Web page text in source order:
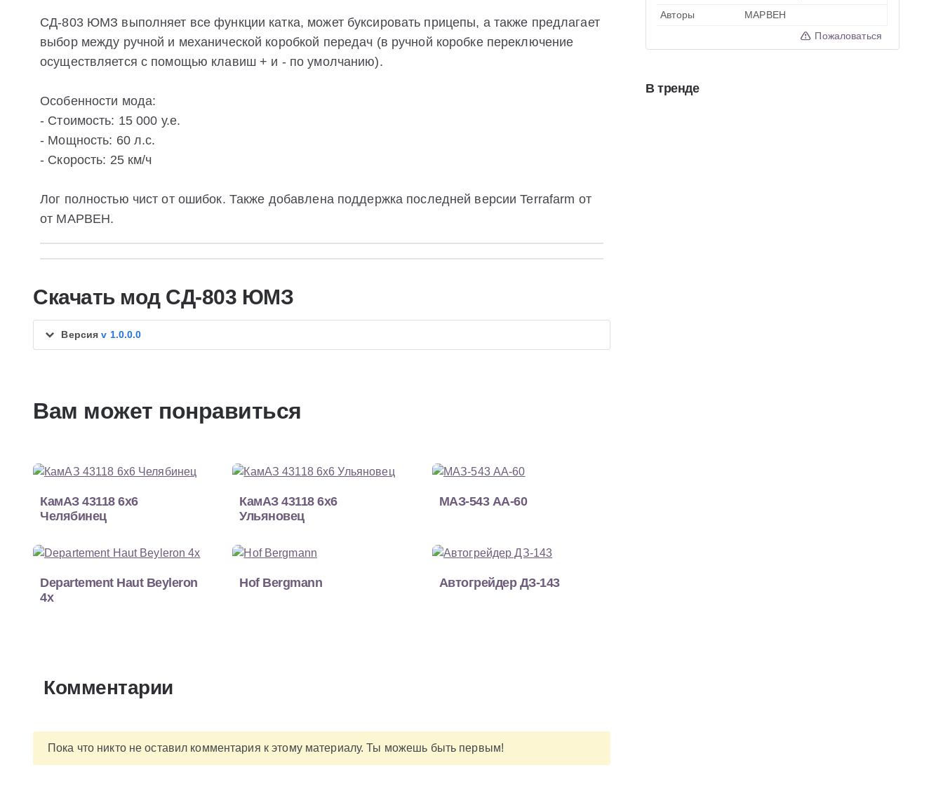
СД-803 ЮМЗ выполняет все функции катка, может буксировать прицепы, а также предлагает
выбор между ручной и механической коробкой передач (в ручной коробке переключение
осуществляется с помощью клавиш + и - по умолчанию).
Особенности мода:
- Стоимость: 15 000 у.е.
- Мощность: 60 л.с.
- Скорость: 25 км/ч
Лог полностью чист от ошибок. Также добавлена поддержка последней версии Terrafarm от
от MAPBEH.
Скачать мод СД-803 ЮМЗ
Версияv 1.0.0.0
Вам может понравиться
КамАЗ 43118 6x6
Челябинец
КамАЗ 43118 6x6
Ульяновец
МАЗ-543 АА-60
Departement Haut Beyleron
4x
Hof Bergmann Автогрейдер ДЗ-143
Комментарии
Пока что никто не оставил комментария к этому материалу. Ты можешь быть первым!
Авторы
MAPBEH
Пожаловаться
В тренде